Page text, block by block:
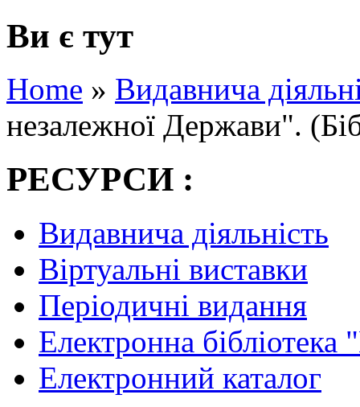
Ви є тут
Home » Видавнича
незалежної Держави".
РЕСУРСИ :
Видавнича діяльність
Віртуальні виставки
Періодичні видання
Електронна
Електронний каталог